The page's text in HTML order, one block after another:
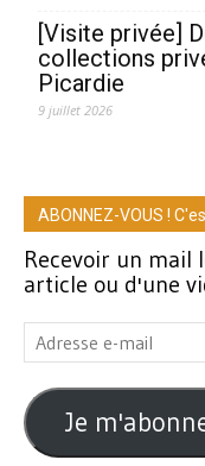
[Visite privée]
collections
Picardie
9 juillet 2026
ABONNEZ-VOUS !
Recevoir un mail
article ou d'une
Adresse
e-
mail
Je